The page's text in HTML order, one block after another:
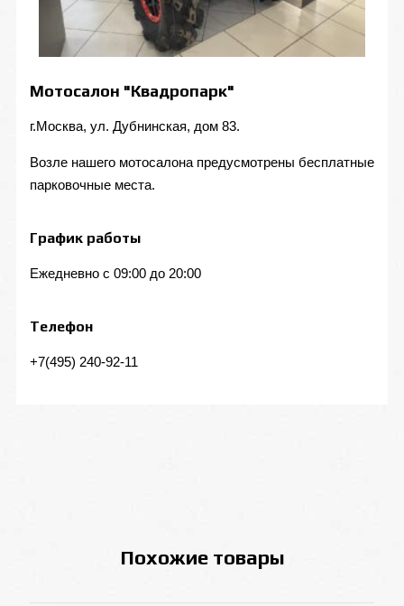
Мотосалон "Квадропарк"
г.Москва, ул. Дубнинская, дом 83.
Возле нашего мотосалона предусмотрены бесплатные
парковочные места.
График работы
Ежедневно с 09:00 до 20:00
Телефон
+7(495) 240-92-11
Похожие товары